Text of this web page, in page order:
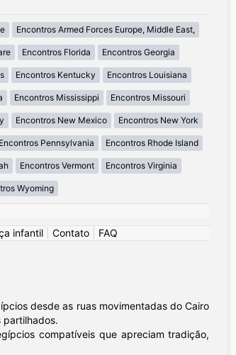
Encontros Armed Forces Europe, Middle East,
Encontros Florida Encontros Georgia
Encontros Kentucky Encontros Louisiana
Encontros Mississippi Encontros Missouri
Encontros New Mexico Encontros New York
Encontros Pennsylvania Encontros Rhode Island
Encontros Vermont Encontros Virginia
Wyoming
infantil Contato FAQ
desde as ruas movimentadas do Cairo
partilhados.
compatíveis que apreciam tradição,